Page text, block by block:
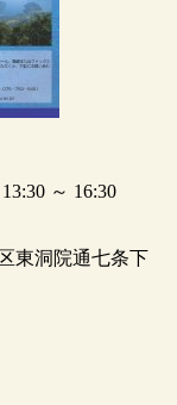
～ 16:30
洞院通七条下